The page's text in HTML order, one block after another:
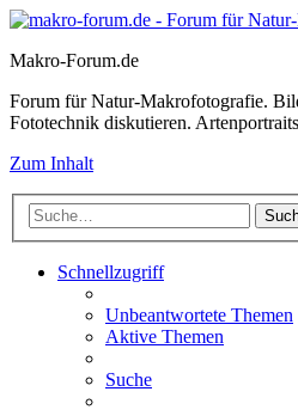
Makro-Forum.de
Forum für Natur-Makrofotografie.
Fototechnik diskutieren.
Zum Inhalt
Schnellzugriff
Unbeantwortete Themen
Aktive Themen
Suche